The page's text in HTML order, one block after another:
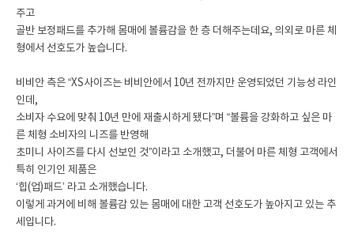
주고
골반 보정패드를 추가해 몸매에 볼륨감을 한 층 더해주는데요, 의외로 마른 체
형에서 선호도가 높습니다.
비비안 측은 “XS사이즈는 비비안에서 10년 전까지만 운영되었던 기능성 라인
인데,
소비자 수요에 맞춰 10년 만에 재출시하게 됐다”며 “볼륨을 강화하고 싶은 마
른 체형 소비자의 니즈를 반영해
초미니 사이즈를 다시 선보인 것”이라고 소개했고, 더불어 마른 체형 고객에서
특히 인기인 제품은
‘힙(업)패드’ 라고 소개했습니다.
이렇게 과거에 비해 볼륨감 있는 몸매에 대한 고객 선호도가 높아지고 있는 추
세입니다.